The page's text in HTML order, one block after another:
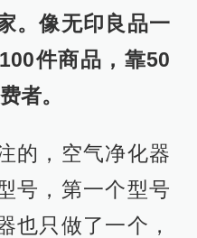
。像无印良品一
件商品，靠50
者。
的，空气净化器
号，第一个型号
也只做了一个，